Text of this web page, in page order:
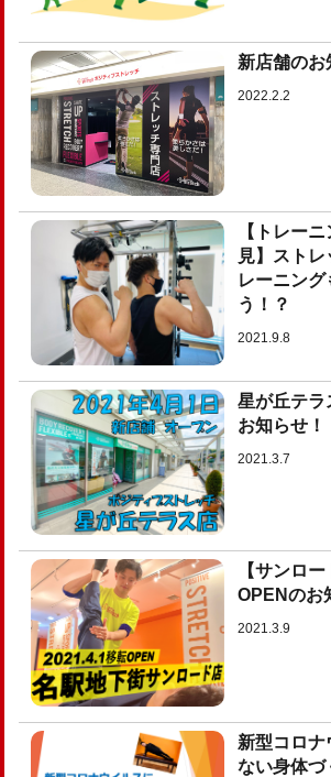
新店舗のお
2022.2.2
【トレー
見】ストレ
レーニング
う！？
2021.9.8
星が丘テラ
お知らせ！
2021.3.7
【サンロ
OPENのお
2021.3.9
新型コロナ
ない身体づ